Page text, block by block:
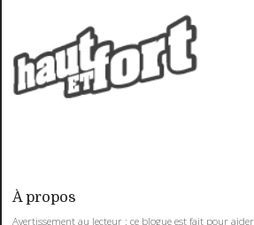
À propos
Avertissement au lecteur : ce blogue est fait pour